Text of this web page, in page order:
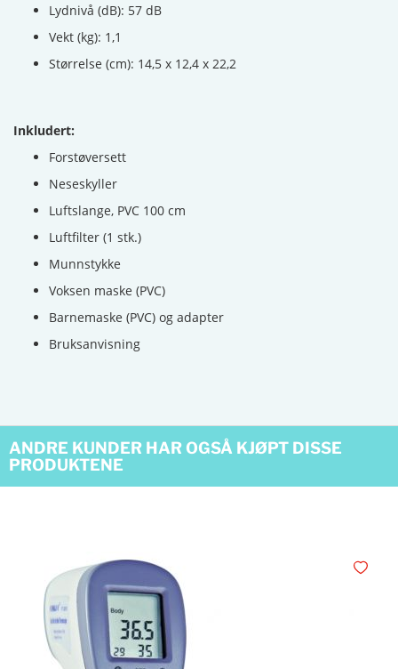
Lydnivå (dB): 57 dB
Vekt (kg): 1,1
Størrelse (cm): 14,5 x 12,4 x 22,2
Inkludert:
Forstøversett
Neseskyller
Luftslange, PVC 100 cm
Luftfilter (1 stk.)
Munnstykke
Voksen maske (PVC)
Barnemaske (PVC) og adapter
Bruksanvisning
ANDRE KUNDER HAR OGSÅ KJØPT DISSE
PRODUKTENE
Legg i